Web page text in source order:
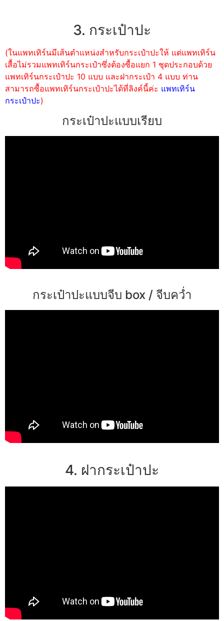
3. กระเป๋าปะ
(ในแพทเทิร์นมีเส้นตำแหน่งสำหรับกระเป๋าปะให้ แต่แพทเทิร์น
เสื้อไม่รวมแพทเทิร์นกระเป๋าซึ่งต้องซื้อแยก 1 ชุดประกอบด้วย
แพทเทิร์นกระเป๋าปะ 10 แบบ และฝากระเป๋า 4 แบบ ท่าน
สามารถซื้อแพทเทิร์นกระเป๋าปะได้ที่ลิงค์นี้ค่ะ แพทเทิร์น
กระเป๋าปะ)
กระเป๋าปะแบบเรียบ
กระเป๋าปะแบบจีบ box / จีบคว่ำ
4. ฝากระเป๋าปะ